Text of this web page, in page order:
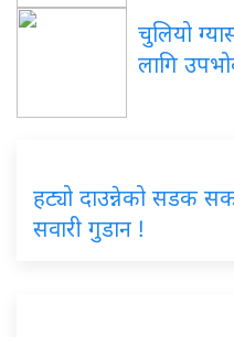
चुलियो
लागि
हट्यो दाउन्नेको सडक
सवारी गुडान !